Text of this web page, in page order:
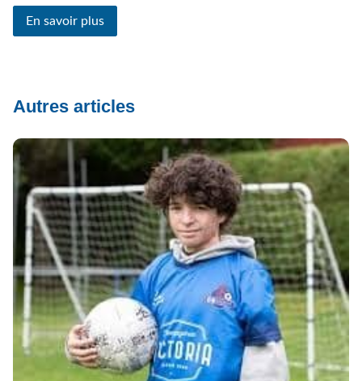
En savoir plus
Autres articles